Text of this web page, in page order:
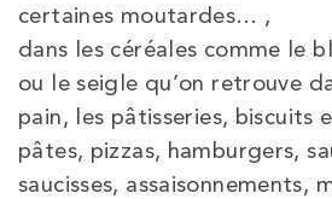
certaines moutardes… ,
dans les céréales comme le
ou le seigle qu’on retrouve
pain, les pâtisseries, biscuits
pâtes, pizzas, hamburgers,
saucisses, assaisonnements,